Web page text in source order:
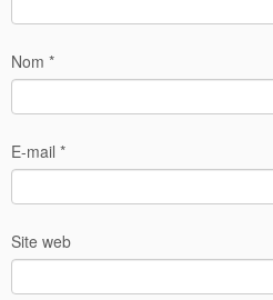
Nom *
E-mail *
Site web